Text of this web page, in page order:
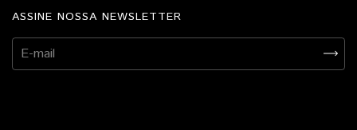
ASSINE NOSSA NEWSLETTER